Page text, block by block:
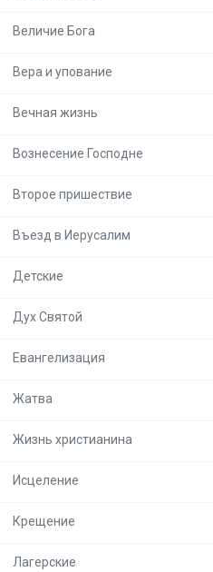
Величие Бога
Вера и упование
Вечная жизнь
Вознесение Господне
Второе пришествие
Въезд в Иерусалим
Детские
Дух Святой
Евангелизация
Жатва
Жизнь христианина
Исцеление
Крещение
Лагерские